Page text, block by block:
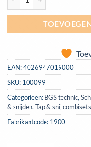
EAN:4026947019000
SKU: 100099
Categorieën: BGS technic,
& snijden, Tap & snij combisets
Fabrikantcode: 1900